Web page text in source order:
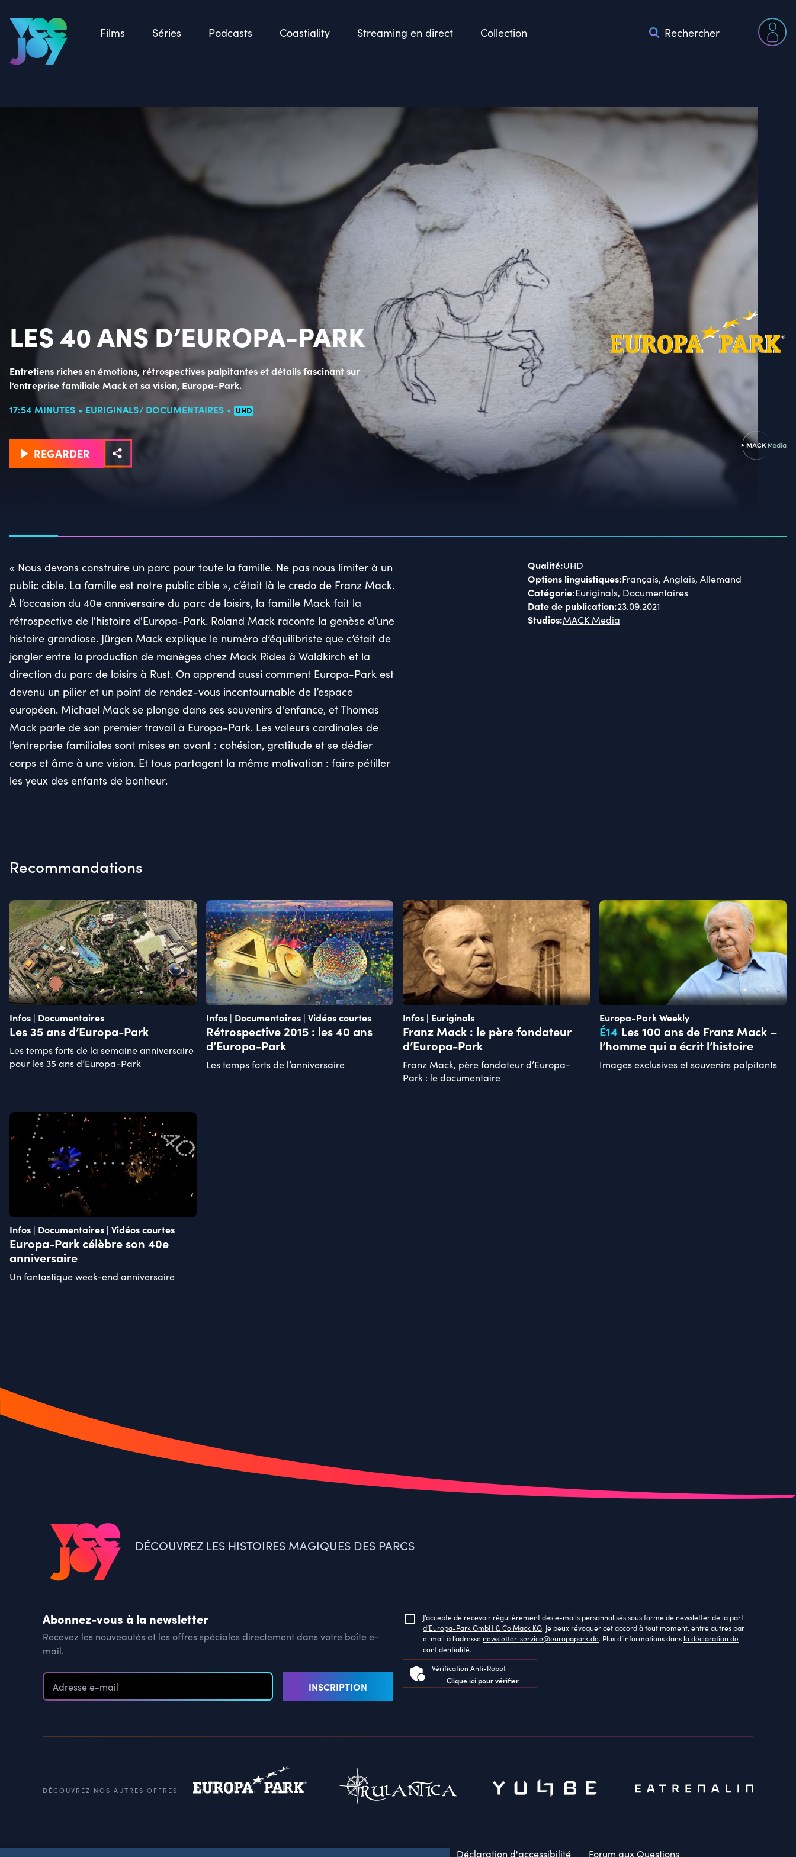
Films Séries Podcasts Coastiality Streaming en direct Collection Rechercher
LES 40 ANS D’EUROPA-PARK
Entretiens riches en émotions, rétrospectives palpitantes et détails fascinant sur
l’entreprise familiale Mack et sa vision, Europa-Park.
17:54 MINUTES
EURIGINALS DOCUMENTAIRES UHD
REGARDER
« Nous devons construire un parc pour toute la famille. Ne pas nous limiter à un
public cible. La famille est notre public cible », c’était là le credo de Franz Mack.
À l’occasion du 40e anniversaire du parc de loisirs, la famille Mack fait la
rétrospective de l'histoire d'Europa-Park. Roland Mack raconte la genèse d’une
histoire grandiose. Jürgen Mack explique le numéro d’équilibriste que c’était de
jongler entre la production de manèges chez Mack Rides à Waldkirch et la
direction du parc de loisirs à Rust. On apprend aussi comment Europa-Park est
devenu un pilier et un point de rendez-vous incontournable de l’espace
européen. Michael Mack se plonge dans ses souvenirs d'enfance, et Thomas
Mack parle de son premier travail à Europa-Park. Les valeurs cardinales de
l’entreprise familiales sont mises en avant : cohésion, gratitude et se dédier
corps et âme à une vision. Et tous partagent la même motivation : faire pétiller
les yeux des enfants de bonheur.
Qualité:UHD
Options linguistiques:Français, Anglais, Allemand
Catégorie:Euriginals, Documentaires
Date de publication:23.09.2021
Studios:MACK Media
Recommandations
Infos | Documentaires
Les 35 ans d’Europa-Park
Les temps forts de la semaine anniversaire
pour les 35 ans d’Europa-Park
Infos | Documentaires | Vidéos courtes
Rétrospective 2015 : les 40 ans
d’Europa-Park
Les temps forts de l’anniversaire
Infos | Euriginals
Franz Mack : le père fondateur
d’Europa-Park
Franz Mack, père fondateur d’Europa-
Park : le documentaire
Europa-Park Weekly
É14 Les 100 ans de Franz Mack –
l’homme qui a écrit l’histoire
Images exclusives et souvenirs palpitants
Infos | Documentaires | Vidéos courtes
Europa-Park célèbre son 40e
anniversaire
Un fantastique week-end anniversaire
DÉCOUVREZ LES HISTOIRES MAGIQUES DES PARCS
Abonnez-vous à la newsletter
Recevez les nouveautés et les offres spéciales directement dans votre boîte e-
mail.
INSCRIPTION
J’accepte de recevoir régulièrement des e-mails personnalisés sous forme de newsletter de la part
d’Europa-Park GmbH & Co Mack KG. Je peux révoquer cet accord à tout moment, entre autres par
e-mail à l’adresse newsletter-service@europapark.de. Plus d’informations dans la déclaration de
confidentialité.
Vérification Anti-Robot
Clique ici pour vérifier
DÉCOUVREZ NOS AUTRES OFFRES
Déclaration d'accessibilité Forum aux Questions
Retour